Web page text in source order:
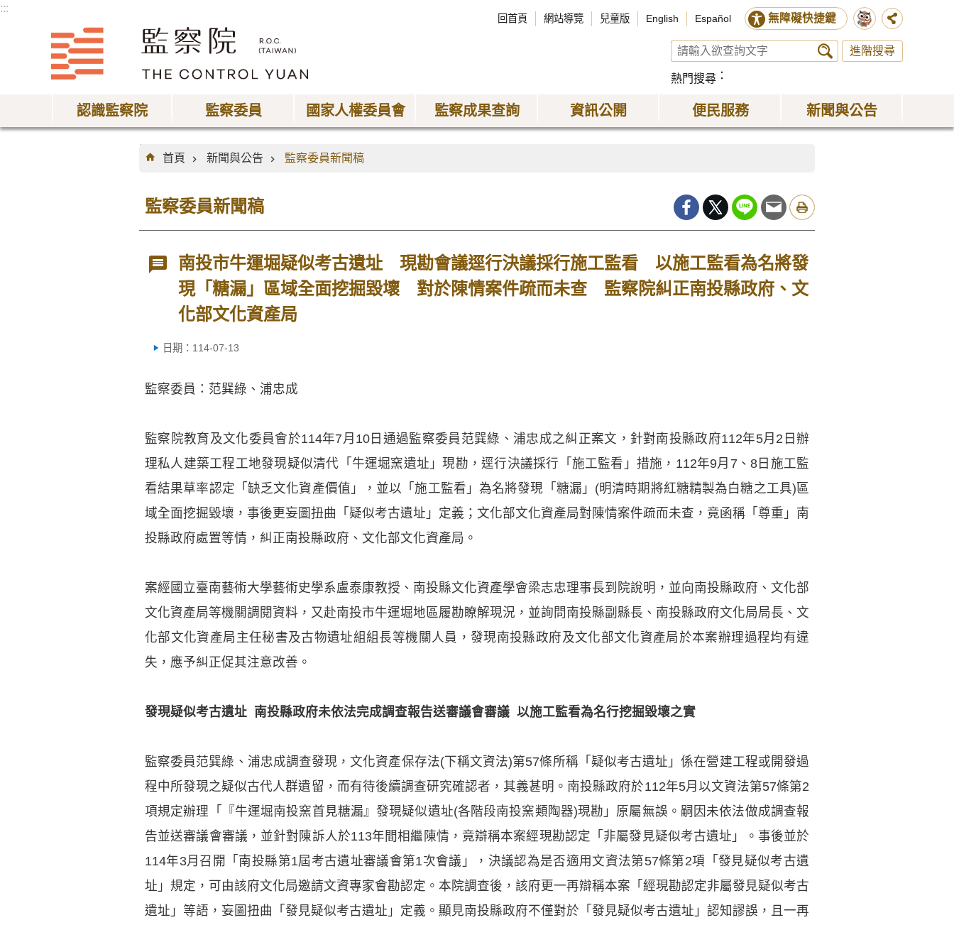
:::
回首頁 網站導覽 兒童版 English Español 無障礙快捷鍵
進階搜尋
熱門搜尋
認識監察院 監察委員 國家人權委員會 監察成果查詢 資訊公開 便民服務 新聞與公告
:::
首頁
新聞與公告 監察委員新聞稿
監察委員新聞稿
南投市牛運堀疑似考古遺址 現勘會議逕行決議採行施工監看 以施工監看為名將發
現「糖漏」區域全面挖掘毀壞 對於陳情案件疏而未查 監察院糾正南投縣政府、文
化部文化資產局
日期：114-07-13
監察委員：范巽綠、浦忠成
監察院教育及文化委員會於114年7月10日通過監察委員范巽綠、浦忠成之糾正案文，針對南投縣政府112年5月2日辦
理私人建築工程工地發現疑似清代「牛運堀窯遺址」現勘，逕行決議採行「施工監看」措施，112年9月7、8日施工監
看結果草率認定「缺乏文化資產價值」，並以「施工監看」為名將發現「糖漏」(明清時期將紅糖精製為白糖之工具)區
域全面挖掘毀壞，事後更妄圖扭曲「疑似考古遺址」定義；文化部文化資產局對陳情案件疏而未查，竟函稱「尊重」南
投縣政府處置等情，糾正南投縣政府、文化部文化資產局。
案經國立臺南藝術大學藝術史學系盧泰康教授、南投縣文化資產學會梁志忠理事長到院說明，並向南投縣政府、文化部
文化資產局等機關調閱資料，又赴南投市牛運堀地區履勘瞭解現況，並詢問南投縣副縣長、南投縣政府文化局局長、文
化部文化資產局主任秘書及古物遺址組組長等機關人員，發現南投縣政府及文化部文化資產局於本案辦理過程均有違
失，應予糾正促其注意改善。
發現疑似考古遺址 南投縣政府未依法完成調查報告送審議會審議 以施工監看為名行挖掘毀壞之實
監察委員范巽綠、浦忠成調查發現，文化資產保存法(下稱文資法)第57條所稱「疑似考古遺址」係在營建工程或開發過
程中所發現之疑似古代人群遺留，而有待後續調查研究確認者，其義甚明。南投縣政府於112年5月以文資法第57條第2
項規定辦理「『牛運堀南投窯首見糖漏』發現疑似遺址(各階段南投窯類陶器)現勘」原屬無誤。嗣因未依法做成調查報
告並送審議會審議，並針對陳訴人於113年間相繼陳情，竟辯稱本案經現勘認定「非屬發見疑似考古遺址」。事後並於
114年3月召開「南投縣第1屆考古遺址審議會第1次會議」，決議認為是否適用文資法第57條第2項「發見疑似考古遺
址」規定，可由該府文化局邀請文資專家會勘認定。本院調查後，該府更一再辯稱本案「經現勘認定非屬發見疑似考古
遺址」等語，妄圖扭曲「發見疑似考古遺址」定義。顯見南投縣政府不僅對於「發見疑似考古遺址」認知謬誤，且一再